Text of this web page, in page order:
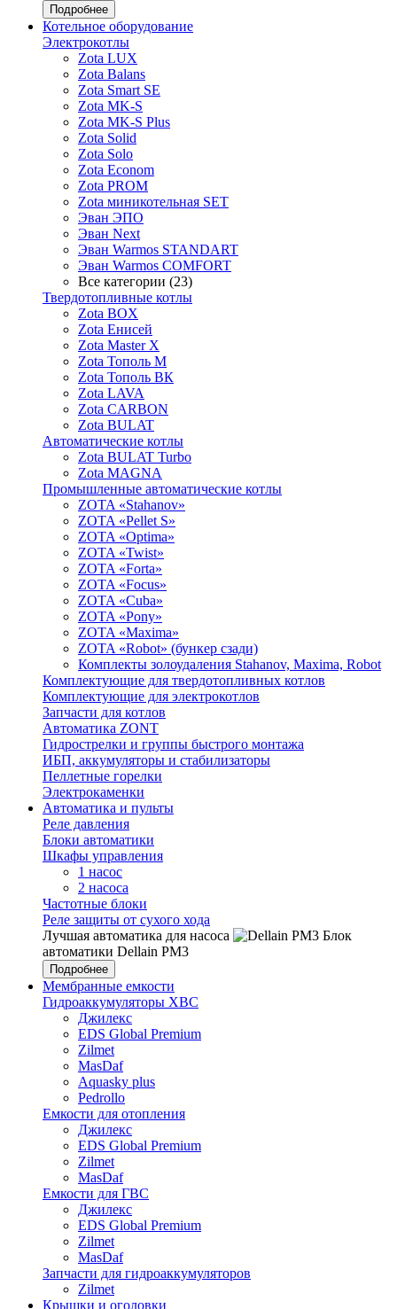
Подробнее
Котельное оборудование
Электрокотлы
Zota LUX
Zota Balans
Zota Smart SE
Zota MK-S
Zota MK-S Plus
Zota Solid
Zota Solo
Zota Econom
Zota PROM
Zota миникотельная SET
Эван ЭПО
Эван Next
Эван Warmos STANDART
Эван Warmos COMFORT
Все категории (23)
Твердотопливные котлы
Zota BOX
Zota Енисей
Zota Master X
Zota Тополь М
Zota Тополь ВК
Zota LAVA
Zota CARBON
Zota BULAT
Автоматические котлы
Zota BULAT Turbo
Zota MAGNA
Промышленные автоматические котлы
ZOTA «Stahanov»
ZOTA «Pellet S»
ZOTA «Optima»
ZOTA «Twist»
ZOTA «Forta»
ZOTA «Focus»
ZOTA «Cuba»
ZOTA «Pony»
ZOTA «Maxima»
ZOTA «Robot» (бункер сзади)
Комплекты золоудаления Stahanov, Maxima, Robot
Комплектующие для твердотопливных котлов
Комплектующие для электрокотлов
Запчасти для котлов
Автоматика ZONT
Гидрострелки и группы быстрого монтажа
ИБП, аккумуляторы и стабилизаторы
Пеллетные горелки
Электрокаменки
Автоматика и пульты
Реле давления
Блоки автоматики
Шкафы управления
1 насос
2 насоса
Частотные блоки
Реле защиты от сухого хода
Лучшая автоматика для насоса
Блок
автоматики Dellain PM3
Подробнее
Мембранные емкости
Гидроаккумуляторы ХВС
Джилекс
EDS Global Premium
Zilmet
MasDaf
Aquasky plus
Pedrollo
Емкости для отопления
Джилекс
EDS Global Premium
Zilmet
MasDaf
Емкости для ГВС
Джилекс
EDS Global Premium
Zilmet
MasDaf
Запчасти для гидроаккумуляторов
Zilmet
Крышки и оголовки